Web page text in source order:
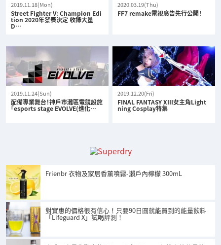
2019.11.18(Mon)
Street Fighter V: Champion Edi
tion 2020年發表決定 收錄大量
D…
2020.03.19(Thu)
FF7 remake電視廣告先行公開！
2019.11.24(Sun)
配備專業舞台！神戶市灘區電競設施
「esports stage EVOLVE(進化…
2019.12.20(Fri)
FINAL FANTASY XIII女主角Light
ning Cosplay特集
Frienbr 衣物及家居香薰噴霧-瀨戶內檸檬 300mL
對實惠的價格很有信心！只要90日圓就能買到的能量飲料
「Lifeguard X」試喝評測！